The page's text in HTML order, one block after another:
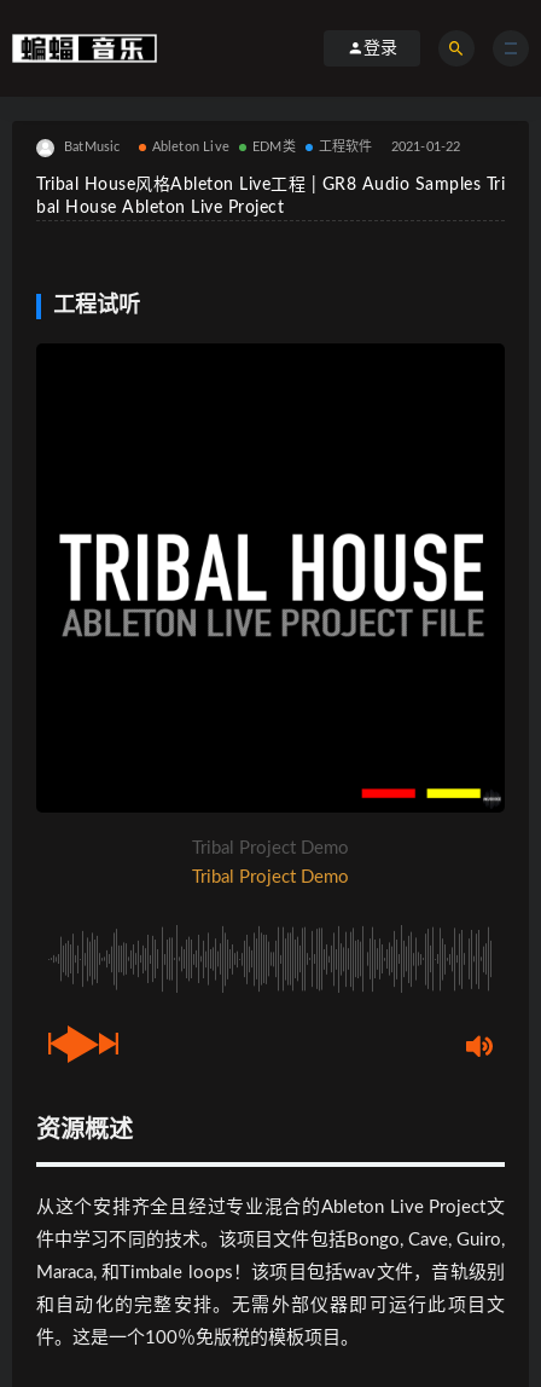
登录
BatMusic Ableton Live EDM类 工程软件 2021-01-22
Tribal House风格Ableton Live工程 | GR8 Audio Samples Tri
bal House Ableton Live Project
工程试听
Tribal Project Demo
Tribal Project Demo
资源概述
从这个安排齐全且经过专业混合的Ableton Live Project文
件中学习不同的技术。该项目文件包括Bongo, Cave, Guiro,
Maraca, 和Timbale loops！该项目包括wav文件，音轨级别
和自动化的完整安排。无需外部仪器即可运行此项目文
件。这是一个100％免版税的模板项目。